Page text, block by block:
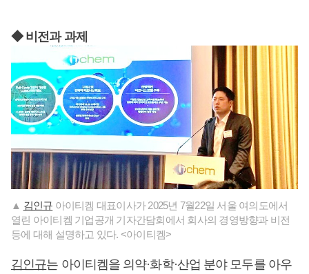
◆ 비전과 과제
▲ 김인규 아이티켐 대표이사가 2025년 7월22일 서울 여의도에서
열린 아이티켐 기업공개 기자간담회에서 회사의 경영방향과 비전
등에 대해 설명하고 있다. <아이티켐>
김인규는 아이티켐을 의약·화학·산업 분야 모두를 아우